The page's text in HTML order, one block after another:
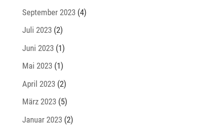
September 2023(4)
Juli 2023(2)
Juni 2023(1)
Mai 2023(1)
April 2023(2)
März 2023(5)
Januar 2023(2)